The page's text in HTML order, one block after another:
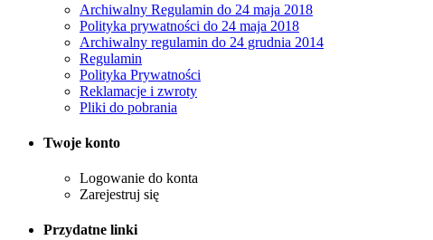
Archiwalny Regulamin do 24 maja 2018
Polityka prywatności do 24 maja 2018
Archiwalny regulamin do 24 grudnia 2014
Regulamin
Polityka Prywatności
Reklamacje i zwroty
Pliki do pobrania
Twoje konto
Logowanie do konta
Zarejestruj się
Przydatne linki